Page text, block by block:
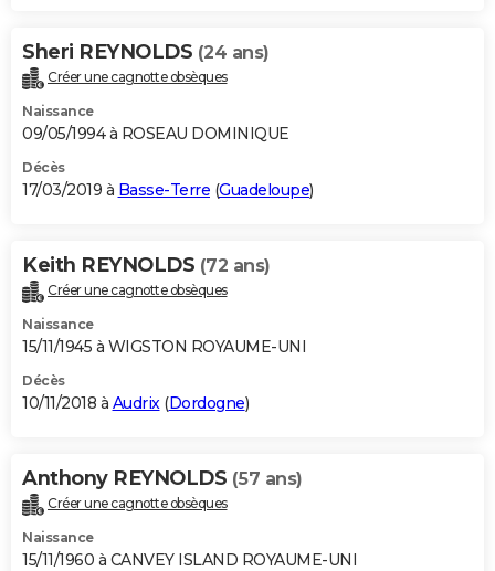
Sheri REYNOLDS (24 ans)
Créer une cagnotte obsèques
Naissance
09/05/1994 à ROSEAU DOMINIQUE
Décès
17/03/2019 à Basse-Terre (Guadeloupe)
Keith REYNOLDS (72 ans)
Créer une cagnotte obsèques
Naissance
15/11/1945 à WIGSTON ROYAUME-UNI
Décès
10/11/2018 à Audrix(Dordogne)
Anthony REYNOLDS (57 ans)
Créer une cagnotte obsèques
Naissance
15/11/1960 à CANVEY ISLAND ROYAUME-UNI